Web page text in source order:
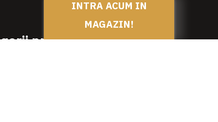
produse
INTRA ACUM IN
MAGAZIN!